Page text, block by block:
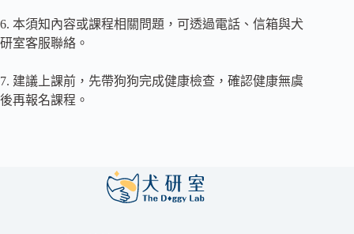
6. 本須知內容或課程相關問題，可透過電話、信箱與犬
研室客服聯絡。
7. 建議上課前，先帶狗狗完成健康檢查，確認健康無虞
後再報名課程。